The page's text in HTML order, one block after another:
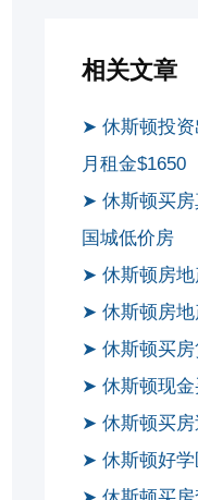
相关文章
➤ 休斯顿投
月租金$1650
➤ 休斯顿买房
国城低价房
➤ 休斯顿房
➤ 休斯顿房地
➤ 休斯顿买房
➤ 休斯顿现金
➤ 休斯顿买房
➤ 休斯顿好学